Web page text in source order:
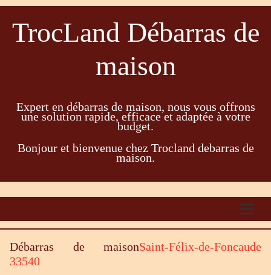
TrocLand Débarras de
maison
Expert en débarras de maison, nous vous offrons
une solution rapide, efficace et adaptée à votre
budget.
Bonjour et bienvenue chez Trocland debarras de
maison.
Débarras de maisonSaint-Félix-de-Foncaude
33540